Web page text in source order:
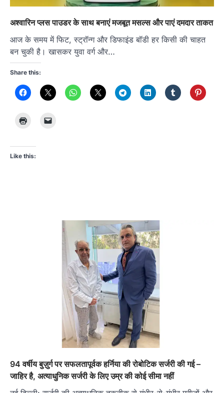
अश्वारिन प्लस पाउडर के साथ बनाएं मजबूत मसल्स और पाएं दमदार ताकत
आज के समय में फिट, स्ट्रॉन्ग और डिफाइंड बॉडी हर किसी की चाहत
बन चुकी है। खासकर युवा वर्ग और…
Share this:
Like this:
94 वर्षीय बुज़ुर्ग पर सफलतापूर्वक हर्निया की रोबोटिक सर्जरी की गई –
जाहिर है, अत्याधुनिक सर्जरी के लिए उम्र की कोई सीमा नहीं